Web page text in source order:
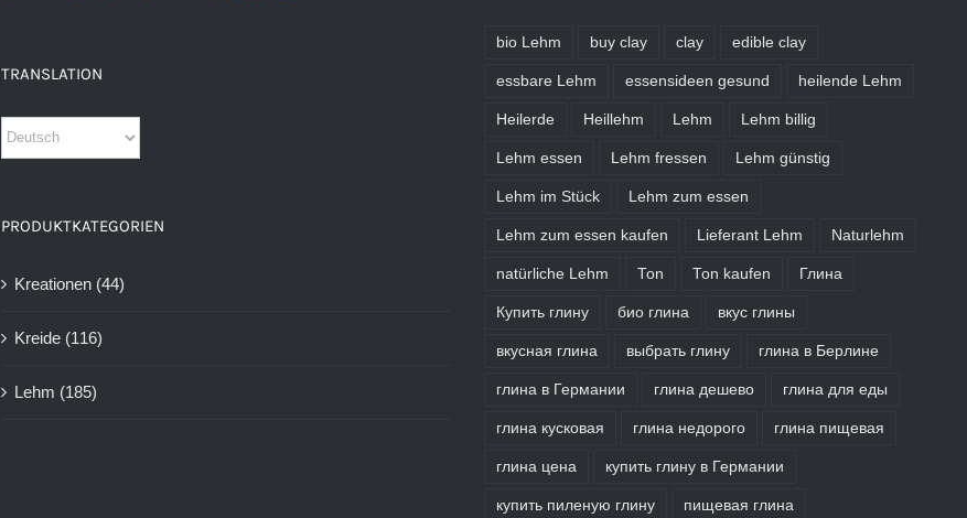
TRANSLATION
PRODUKTKATEGORIEN
Kreationen (44)
Kreide (116)
Lehm (185)
bio Lehm buy clay clay edible clay
essbare Lehm essensideen gesund heilende Lehm
Heilerde Heillehm Lehm Lehm billig
Lehm essen Lehm fressen Lehm günstig
Lehm im Stück Lehm zum essen
Lehm zum essen kaufen Lieferant Lehm Naturlehm
natürliche Lehm Ton Ton kaufen Глина
Купить глину био глина вкус глины
вкусная глина выбрать глину глина в Берлине
глина в Германии глина дешево глина для еды
глина кусковая глина недорого глина пищевая
глина цена купить глину в Германии
купить пиленую глину пищевая глина